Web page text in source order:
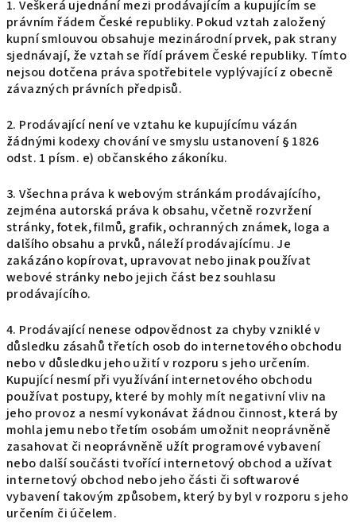
1. Veškerá ujednání mezi prodávajícím a kupujícím se
právním řádem České republiky. Pokud vztah založený
kupní smlouvou obsahuje mezinárodní prvek, pak strany
sjednávají, že vztah se řídí právem České republiky. Tímto
nejsou dotčena práva spotřebitele vyplývající z obecně
závazných právních předpisů.
2. Prodávající není ve vztahu ke kupujícímu vázán
žádnými kodexy chování ve smyslu ustanovení § 1826
odst. 1 písm. e) občanského zákoníku.
3. Všechna práva k webovým stránkám prodávajícího,
zejména autorská práva k obsahu, včetně rozvržení
stránky, fotek, filmů, grafik, ochranných známek, loga a
dalšího obsahu a prvků, náleží prodávajícímu. Je
zakázáno kopírovat, upravovat nebo jinak používat
webové stránky nebo jejich část bez souhlasu
prodávajícího.
4. Prodávající nenese odpovědnost za chyby vzniklé v
důsledku zásahů třetích osob do internetového obchodu
nebo v důsledku jeho užití v rozporu s jeho určením.
Kupující nesmí při využívání internetového obchodu
používat postupy, které by mohly mít negativní vliv na
jeho provoz a nesmí vykonávat žádnou činnost, která by
mohla jemu nebo třetím osobám umožnit neoprávněně
zasahovat či neoprávněně užít programové vybavení
nebo další součásti tvořící internetový obchod a užívat
internetový obchod nebo jeho části či softwarové
vybavení takovým způsobem, který by byl v rozporu s jeho
určením či účelem.